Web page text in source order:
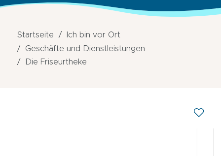
Startseite
Ich bin vor Ort
Geschäfte und Dienstleistungen
Die Friseurtheke